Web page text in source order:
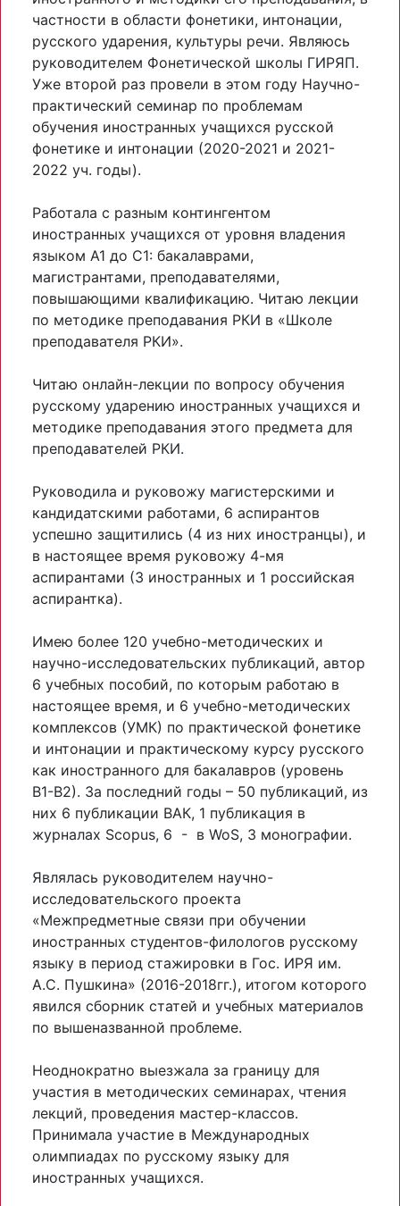
частности в области фонетики, интонации,
русского ударения, культуры речи. Являюсь
руководителем Фонетической школы ГИРЯП.
Уже второй раз провели в этом году Научно-
практический семинар по проблемам
обучения иностранных учащихся русской
фонетике и интонации (2020-2021 и 2021-
2022 уч. годы).
Работала с разным контингентом
иностранных учащихся от уровня владения
языком А1 до С1: бакалаврами,
магистрантами, преподавателями,
повышающими квалификацию. Читаю лекции
по методике преподавания РКИ в «Школе
преподавателя РКИ».
Читаю онлайн-лекции по вопросу обучения
русскому ударению иностранных учащихся и
методике преподавания этого предмета для
преподавателей РКИ.
Руководила и руковожу магистерскими и
кандидатскими работами, 6 аспирантов
успешно защитились (4 из них иностранцы), и
в настоящее время руковожу 4-мя
аспирантами (3 иностранных и 1 российская
аспирантка).
Имею более 120 учебно-методических и
научно-исследовательских публикаций, автор
6 учебных пособий, по которым работаю в
настоящее время, и 6 учебно-методических
комплексов (УМК) по практической фонетике
и интонации и практическому курсу русского
как иностранного для бакалавров (уровень
В1-В2). За последний годы – 50 публикаций, из
них 6 публикации ВАК, 1 публикация в
журналах Scopus, 6 - в WoS, 3 монографии.
Являлась руководителем научно-
исследовательского проекта
«Межпредметные связи при обучении
иностранных студентов-филологов русскому
языку в период стажировки в Гос. ИРЯ им.
А.С. Пушкина» (2016-2018гг.), итогом которого
явился сборник статей и учебных материалов
по вышеназванной проблеме.
Неоднократно выезжала за границу для
участия в методических семинарах, чтения
лекций, проведения мастер-классов.
Принимала участие в Международных
олимпиадах по русскому языку для
иностранных учащихся.